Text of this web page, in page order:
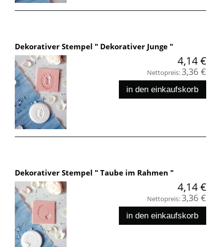
Dekorativer Stempel " Dekorativer Junge "
4,14 €
Nettopreis:3,36 €
in den einkaufskorb
Dekorativer Stempel " Taube im Rahmen "
4,14 €
Nettopreis:3,36 €
in den einkaufskorb